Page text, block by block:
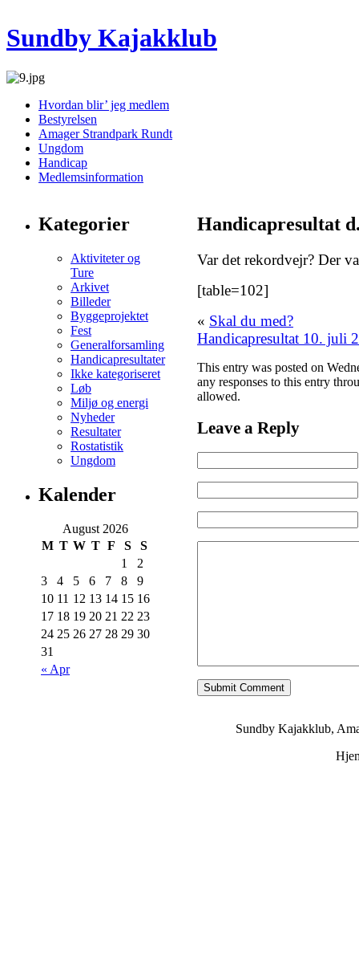
Sundby Kajakklub
Hvordan blir’ jeg medlem
Bestyrelsen
Amager Strandpark Rundt
Ungdom
Handicap
Medlemsinformation
Kategorier
Aktiviteter og
Ture
Arkivet
Billeder
Byggeprojektet
Fest
Generalforsamling
Handicapresultater
Ikke kategoriseret
Løb
Miljø og energi
Nyheder
Resultater
Rostatistik
Ungdom
Kalender
August 2026
M T W T F S S
« Apr
1
2
3
4 5 6 7 8
9
10 11 12 13 14 15 16
17 18 19 20 21 22 23
24 25 26 27 28 29 30
31
Handicapresultat
Var det rekordvejr? Der
[table=102]
« Skal du med?
Handicapresultat 10. juli
This entry was posted on
any responses to this entry
allowed.
Leave a Reply
Sundby Kajakklub,